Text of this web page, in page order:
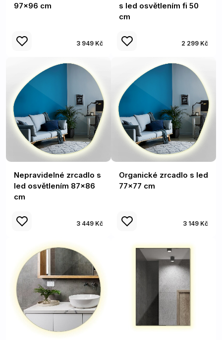
97x96 cm
3 949 Kč
s led osvětlením fi 50
cm
2 299 Kč
Nepravidelné zrcadlo s
led osvětlením 87x86
cm
3 449 Kč
Organické zrcadlo s led
77x77 cm
3 149 Kč